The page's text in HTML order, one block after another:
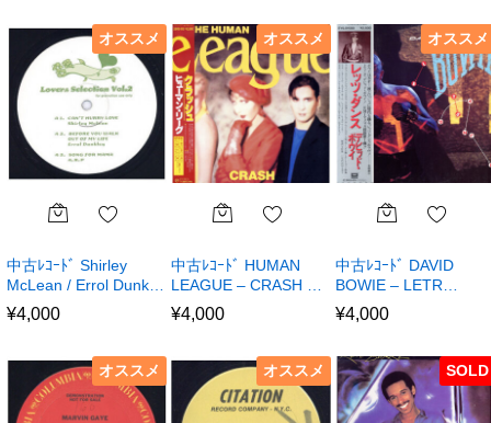
オススメ
中古ﾚｺｰﾄﾞ Shirley
McLean / Errol Dunk…
¥4,000
オススメ
中古ﾚｺｰﾄﾞ HUMAN
LEAGUE – CRASH …
¥4,000
オススメ
中古ﾚｺｰﾄﾞ DAVID
BOWIE – LETR…
¥4,000
オススメ オススメ SOLD